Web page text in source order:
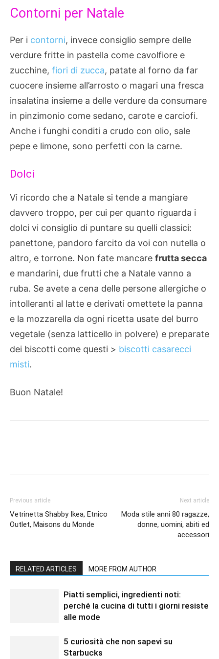
Contorni per Natale
Per i contorni, invece consiglio sempre delle
verdure fritte in pastella come cavolfiore e
zucchine, fiori di zucca, patate al forno da far
cuocere insieme all’arrosto o magari una fresca
insalatina insieme a delle verdure da consumare
in pinzimonio come sedano, carote e carciofi.
Anche i funghi conditi a crudo con olio, sale
pepe e limone, sono perfetti con la carne.
Dolci
Vi ricordo che a Natale si tende a mangiare
davvero troppo, per cui per quanto riguarda i
dolci vi consiglio di puntare su quelli classici:
panettone, pandoro farcito da voi con nutella o
altro, e torrone. Non fate mancare frutta secca
e mandarini, due frutti che a Natale vanno a
ruba. Se avete a cena delle persone allergiche o
intolleranti al latte e derivati omettete la panna
e la mozzarella da ogni ricetta usate del burro
vegetale (senza latticello in polvere) e preparate
dei biscotti come questi > biscotti casarecci
misti.
Buon Natale!
Previous article
Vetrinetta Shabby Ikea, Etnico
Outlet, Maisons du Monde
Next article
Moda stile anni 80 ragazze,
donne, uomini, abiti ed
accessori
RELATED ARTICLES MORE FROM AUTHOR
Piatti semplici, ingredienti noti:
perché la cucina di tutti i giorni resiste
alle mode
5 curiosità che non sapevi su
Starbucks